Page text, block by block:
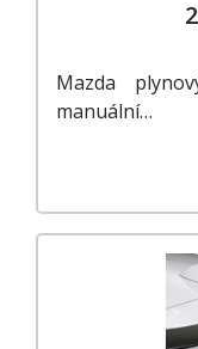
Mazda
manuální…